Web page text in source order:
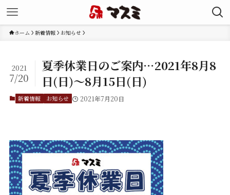
ホーム 新着情報 お知らせ
夏季休業日のご案内…2021年8月8
日(日)～8月15日(日)
2021
7/20
新着情報 お知らせ 2021年7月20日